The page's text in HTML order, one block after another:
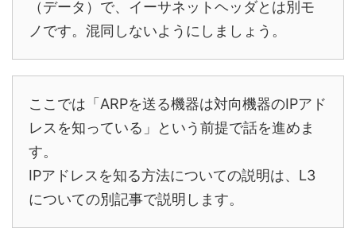
（データ）で、イーサネットヘッダとは別モ
ノです。混同しないようにしましょう。
ここでは「ARPを送る機器は対向機器のIPアド
レスを知っている」という前提で話を進めま
す。
IPアドレスを知る方法についての説明は、L3
についての別記事で説明します。